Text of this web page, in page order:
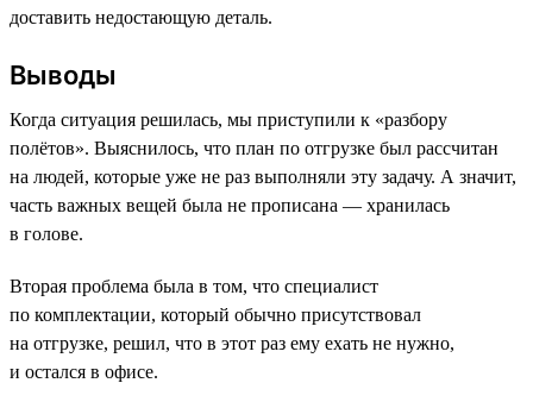
доставить недостающую деталь.
Выводы
Когда ситуация решилась, мы приступили к «разбору
полётов». Выяснилось, что план по отгрузке был рассчитан
на людей, которые уже не раз выполняли эту задачу. А значит,
часть важных вещей была не прописана — хранилась
в голове.
Вторая проблема была в том, что специалист
по комплектации, который обычно присутствовал
на отгрузке, решил, что в этот раз ему ехать не нужно,
и остался в офисе.